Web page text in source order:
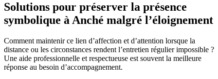
Solutions pour préserver la présence
symbolique à Anché malgré l’éloignement
Comment maintenir ce lien d’affection et d’attention lorsque la
distance ou les circonstances rendent l’entretien régulier impossible ?
Une aide professionnelle et respectueuse est souvent la meilleure
réponse au besoin d’accompagnement.